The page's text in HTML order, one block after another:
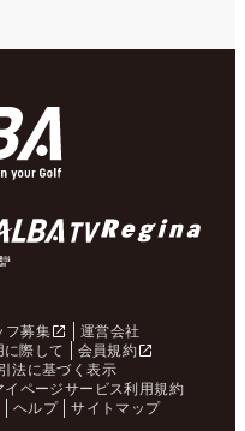
フ募集
運営会社
に際して
会員規約
法に基づく表示
イページサービス利用規約
ヘルプ サイトマップ